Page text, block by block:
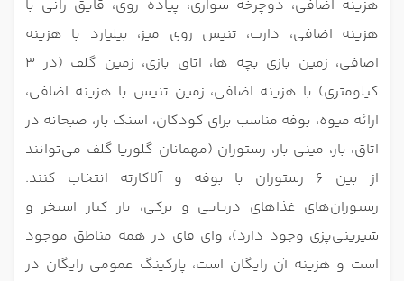
هزینه اضافی، دوچرخه سواری، پیاده روی، قایق رانی با
هزینه اضافی، دارت، تنیس روی میز، بیلیارد با هزینه
اضافی، زمین بازی بچه ها، اتاق بازی، زمین گلف (در 3
کیلومتری) با هزینه اضافی، زمین تنیس با هزینه اضافی،
ارائه میوه، بوفه مناسب برای کودکان، اسنک بار، صبحانه در
اتاق، بار، مینی بار، رستوران (مهمانان گلوریا گلف می‌توانند
از بین 6 رستوران با بوفه و آلاکارته انتخاب کنند.
رستوران‌های غذاهای دریایی و ترکی، بار کنار استخر و
شیرینی‌پزی وجود دارد)، وای فای در همه مناطق موجود
است و هزینه آن رایگان است، پارکینگ عمومی رایگان در